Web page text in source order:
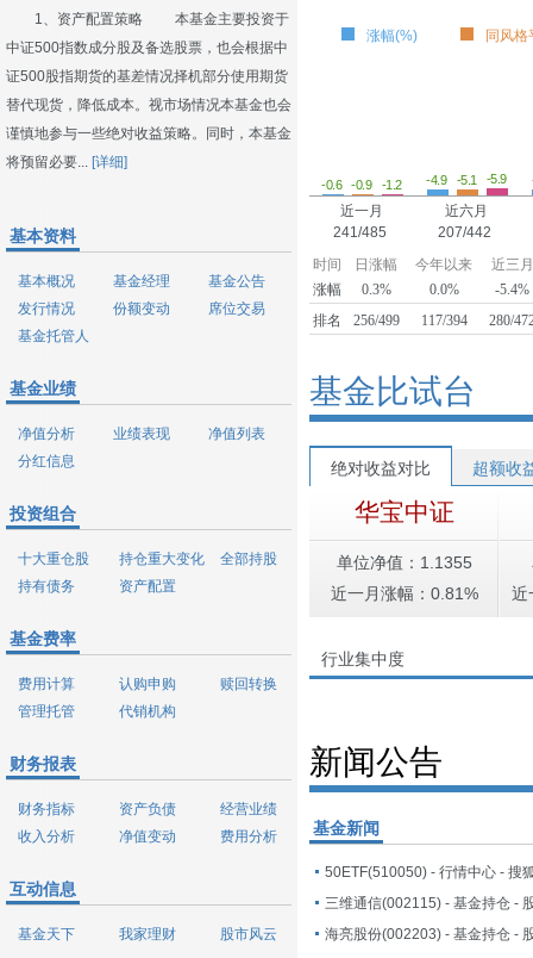
1、资产配置策略 本基金主要投资于
中证500指数成分股及备选股票，也会根据中
证500股指期货的基差情况择机部分使用期货
替代现货，降低成本。视市场情况本基金也会
谨慎地参与一些绝对收益策略。同时，本基金
将预留必要... [详细]
基本资料
基本概况 基金经理
基金公告
发行情况
份额变动
席位交易
基金托管人
基金业绩
净值分析 业绩表现
净值列表
分红信息
投资组合
十大重仓股 持仓重大变化
全部持股
持有债务
资产配置
基金费率
费用计算 认购申购
赎回转换
管理托管
代销机构
财务报表
财务指标 资产负债
经营业绩
收入分析
净值变动 费用分析
互动信息
基金天下 我家理财 股市风云
涨幅(%) 同风格
-0.6 -0.9 -1.2
近一月
241/485
-4.9 -5.1 -5.9
近六月
207/442
时间 日涨幅 今年以来
近三月
涨幅
0.3% 0.0%
-5.4%
排名
256/499 117/394 280/
基金比试台
绝对收益对比 超额收
华宝中证
单位净值：1.1355
近一月涨幅：0.81%
近
行业集中度
新闻公告
基金新闻
50ETF(510050) - 行情中心 - 搜